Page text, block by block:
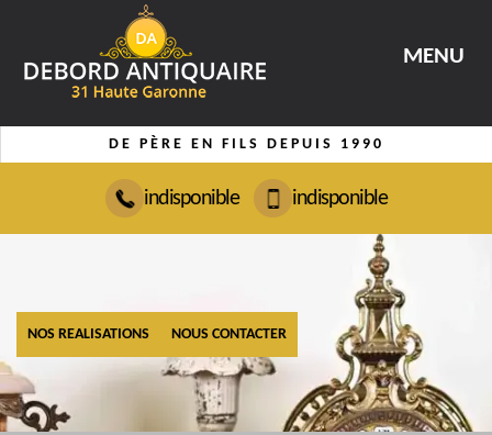
MENU
DE PÈRE EN FILS DEPUIS 1990
indisponible indisponible
NOS REALISATIONS NOUS CONTACTER